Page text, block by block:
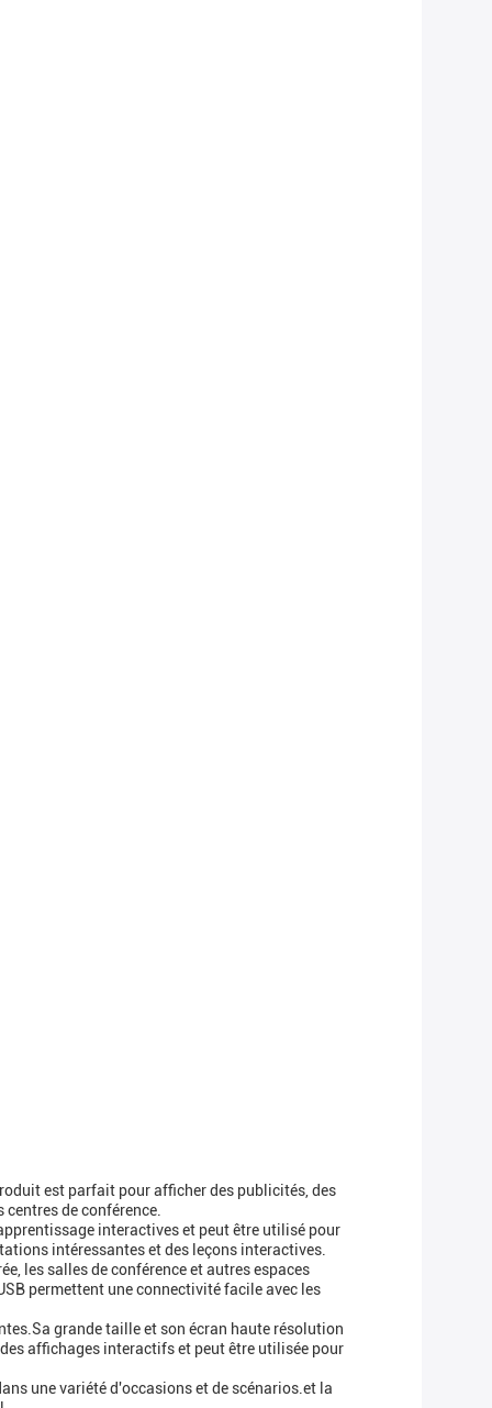
est parfait pour afficher des publicités, des
de conférence.
interactives et peut être utilisé pour
intéressantes et des leçons interactives.
les salles de conférence et autres espaces
permettent une connectivité facile avec les
grande taille et son écran haute résolution
affichages interactifs et peut être utilisée pour
une variété d'occasions et de scénarios.et la